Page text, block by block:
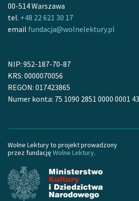
Ręce pełne poezji
Kolekcje edukacyjne
lektur szkolnych oraz
Starego Testamentu
Odkurzamy bohaterów
Lektur
O nas
Kontakt
O projekcie
00-514 Warszawa
tel. +48 22 621 30 17
email fundacja@wolnelektury.pl
NIP: 952-187-70-87
KRS: 0000070056
REGON: 017423865
Numer konta: 75 1090 2851 0000 0001
Wolne Lektury to projekt prowadzony
przez fundację Wolne Lektury.